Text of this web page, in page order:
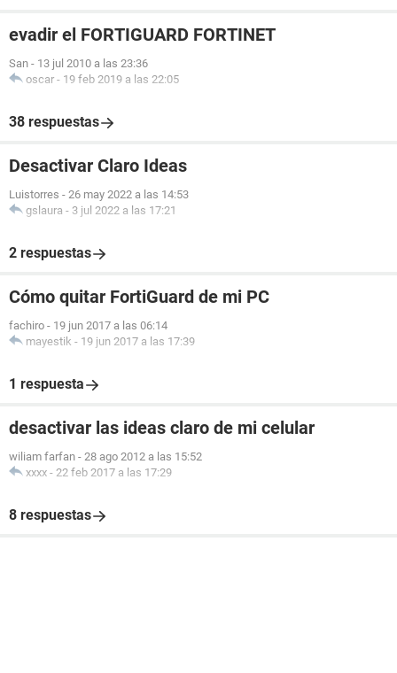
evadir el FORTIGUARD FORTINET
San - 13 jul 2010 a las 23:36
oscar - 19 feb 2019 a las 22:05
38 respuestas
Desactivar Claro Ideas
Luistorres - 26 may 2022 a las 14:53
gslaura - 3 jul 2022 a las 17:21
2 respuestas
Cómo quitar FortiGuard de mi PC
fachiro - 19 jun 2017 a las 06:14
mayestik - 19 jun 2017 a las 17:39
1 respuesta
desactivar las ideas claro de mi celular
wiliam farfan - 28 ago 2012 a las 15:52
xxxx - 22 feb 2017 a las 17:29
8 respuestas